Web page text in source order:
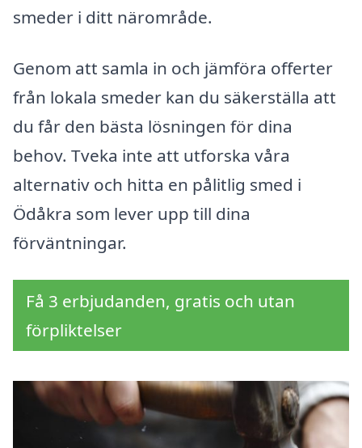
smeder i ditt närområde.
Genom att samla in och jämföra offerter
från lokala smeder kan du säkerställa att
du får den bästa lösningen för dina
behov. Tveka inte att utforska våra
alternativ och hitta en pålitlig smed i
Ödåkra som lever upp till dina
förväntningar.
Få 3 erbjudanden, gratis och utan
förpliktelser